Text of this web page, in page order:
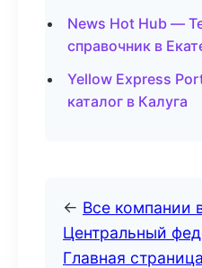
News Hot Hub —
справочник в
Yellow Express
каталог в Калуга
← Все компании
Центральный
Главная страница